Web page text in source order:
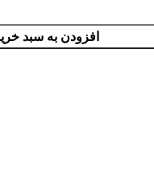
افزودن به سبد